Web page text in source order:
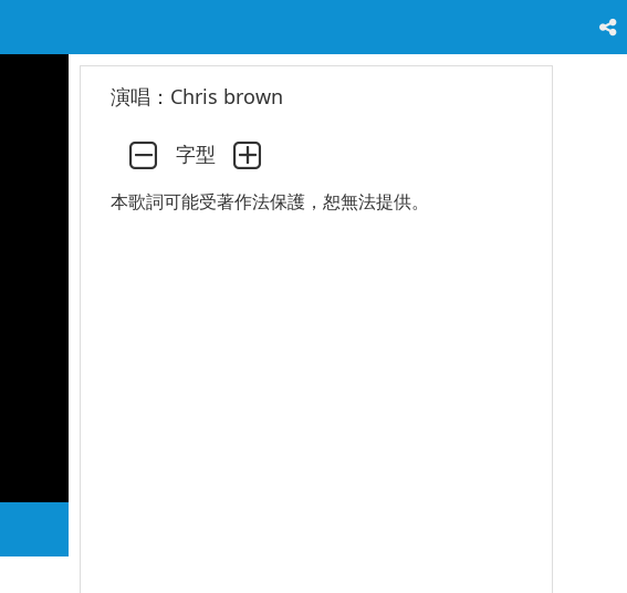
演唱：Chris brown
字型
本歌詞可能受著作法保護，恕無法提供。